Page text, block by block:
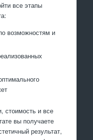
все этапы
возможностям и
стоимость и все
вы получаете
результат,